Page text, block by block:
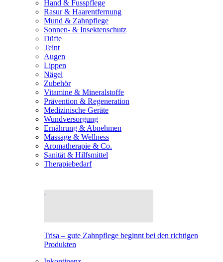
Hand & Fusspflege
Rasur & Haarentfernung
Mund & Zahnpflege
Sonnen- & Insektenschutz
Düfte
Teint
Augen
Lippen
Nägel
Zubehör
Vitamine & Mineralstoffe
Prävention & Regeneration
Medizinische Geräte
Wundversorgung
Ernährung & Abnehmen
Massage & Wellness
Aromatherapie & Co.
Sanität & Hilfsmittel
Therapiebedarf
Trisa – gute Zahnpflege beginnt bei den richtigen
Produkten